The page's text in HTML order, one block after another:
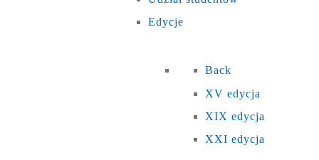
Edycje
Back
XV edycja
XIX edycja
XXI edycja